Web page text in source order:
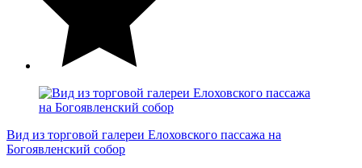
Вид из торговой галереи Елоховского пассажа на
Богоявленский собор